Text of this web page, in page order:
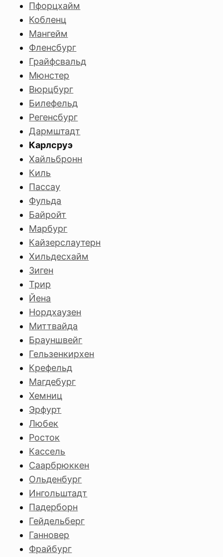
Пфорцхайм
Кобленц
Мангейм
Фленсбург
Грайфсвальд
Мюнстер
Вюрцбург
Билефельд
Регенсбург
Дармштадт
Карлсруэ
Хайльбронн
Киль
Пассау
Фульда
Байройт
Марбург
Кайзерслаутерн
Хильдесхайм
Зиген
Трир
Йена
Нордхаузен
Миттвайда
Брауншвейг
Гельзенкирхен
Крефельд
Магдебург
Хемниц
Эрфурт
Любек
Росток
Кассель
Саарбрюккен
Ольденбург
Ингольштадт
Падерборн
Гейдельберг
Ганновер
Фрайбург